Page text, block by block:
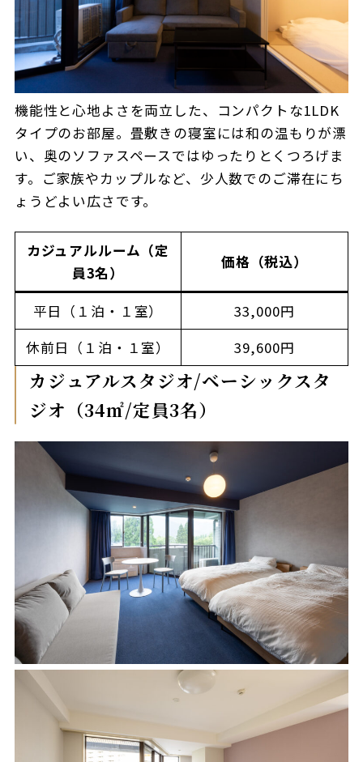
機能性と心地よさを両立した、コンパクトな1LDK
タイプのお部屋。畳敷きの寝室には和の温もりが漂
い、奥のソファスペースではゆったりとくつろげま
す。ご家族やカップルなど、少人数でのご滞在にち
ょうどよい広さです。
カジュアルルーム（定
員3名）
価格（税込）
平日（１泊・１室）
33,000円
休前日（１泊・１室）
39,600円
カジュアルスタジオ/ベーシックスタ
ジオ（34㎡/定員3名）